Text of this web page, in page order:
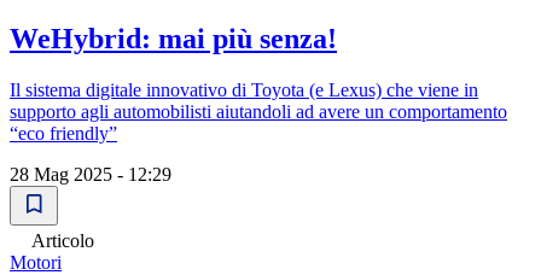
WeHybrid: mai più senza!
Il sistema digitale innovativo di Toyota (e Lexus) che viene in
supporto agli automobilisti aiutandoli ad avere un comportamento
“eco friendly”
28 Mag 2025 - 12:29
Articolo
Motori